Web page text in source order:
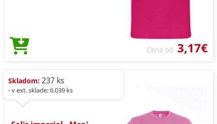
Cena od 3,17€
Skladom: 237 ks
- v ext. sklade: 6.039 ks